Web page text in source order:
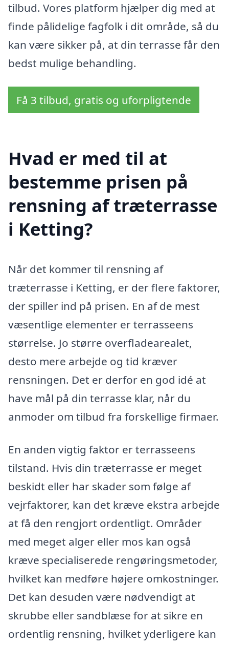
tilbud. Vores platform hjælper dig med at
finde pålidelige fagfolk i dit område, så du
kan være sikker på, at din terrasse får den
bedst mulige behandling.
Få 3 tilbud, gratis og uforpligtende
Hvad er med til at
bestemme prisen på
rensning af træterrasse
i Ketting?
Når det kommer til rensning af
træterrasse i Ketting, er der flere faktorer,
der spiller ind på prisen. En af de mest
væsentlige elementer er terrasseens
størrelse. Jo større overfladearealet,
desto mere arbejde og tid kræver
rensningen. Det er derfor en god idé at
have mål på din terrasse klar, når du
anmoder om tilbud fra forskellige firmaer.
En anden vigtig faktor er terrasseens
tilstand. Hvis din træterrasse er meget
beskidt eller har skader som følge af
vejrfaktorer, kan det kræve ekstra arbejde
at få den rengjort ordentligt. Områder
med meget alger eller mos kan også
kræve specialiserede rengøringsmetoder,
hvilket kan medføre højere omkostninger.
Det kan desuden være nødvendigt at
skrubbe eller sandblæse for at sikre en
ordentlig rensning, hvilket yderligere kan